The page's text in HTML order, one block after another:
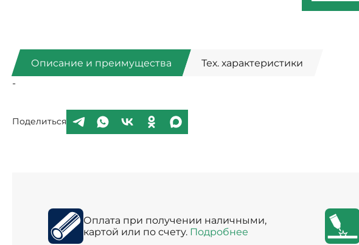
Описание и преимущества
Тех. характеристики
-
Поделиться
Оплата при получении наличными,
картой или по счету. Подробнее